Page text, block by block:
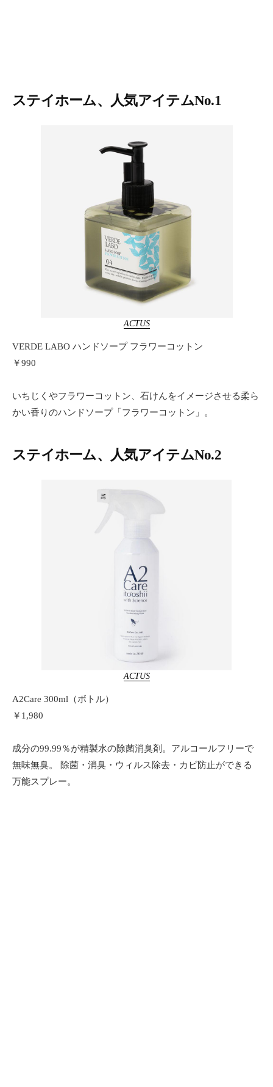
ステイホーム、人気アイテムNo.1
ACTUS
VERDE LABO ハンドソープ フラワーコットン
￥990
いちじくやフラワーコットン、石けんをイメージさせる柔ら
かい香りのハンドソープ「フラワーコットン」。
ステイホーム、人気アイテムNo.2
ACTUS
A2Care 300ml（ボトル）
￥1,980
成分の99.99％が精製水の除菌消臭剤。アルコールフリーで
無味無臭。 除菌・消臭・ウィルス除去・カビ防止ができる
万能スプレー。